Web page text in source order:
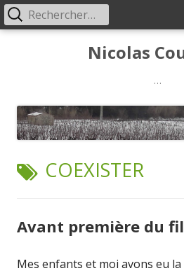
Nicolas
…
Menu
Rechercher :
ÉTIQUETTE :
COEXISTER
Avant première du
Mes enfants et moi avons eu